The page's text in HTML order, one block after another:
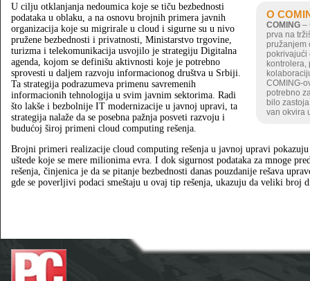
O
COMING –
prva na
pružanjem
pokrivajući
kontrolera,
COMING-
potrebno
bilo
van okvira
U cilju otklanjanja nedoumica koje se tiču bezbednosti
podataka u oblaku, a na osnovu brojnih primera javnih
organizacija koje su migrirale u cloud i sigurne su u nivo
pružene bezbednosti i privatnosti, Ministarstvo trgovine,
turizma i telekomunikacija usvojilo je strategiju Digitalna
agenda, kojom se definišu aktivnosti koje je potrebno
sprovesti u daljem razvoju informacionog društva u Srbiji.
Ta strategija podrazumeva primenu savremenih
informacionih tehnologija u svim javnim sektorima. Radi
što lakše i bezbolnije IT modernizacije u javnoj upravi, ta
strategija nalaže da se posebna pažnja posveti razvoju i
budućoj široj primeni cloud computing rešenja.
Brojni primeri realizacije cloud computing rešenja u javnoj upravi
uštede koje se mere milionima evra. I dok sigurnost podataka za mnoge
rešenja, činjenica je da se pitanje bezbednosti danas pouzdanije rešava
gde se poverljivi podaci smeštaju u ovaj tip rešenja, ukazuju da veliki broj